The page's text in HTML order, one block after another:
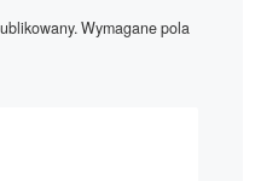
Wymagane pola